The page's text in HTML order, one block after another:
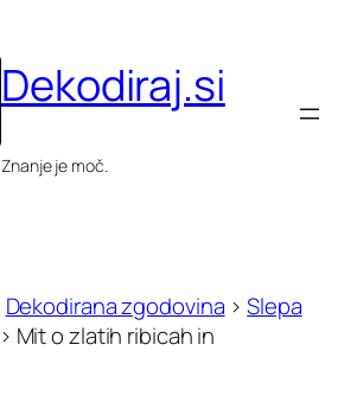
Dekodiraj.si
Znanje je moč.
Dekodirana zgodovina >Slepa
> Mit o zlatih ribicah in